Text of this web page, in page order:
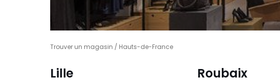
Trouver un magasin / Hauts-de-France
Lille Roubaix